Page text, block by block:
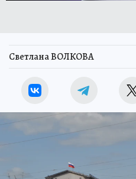
Светлана ВОЛКОВА